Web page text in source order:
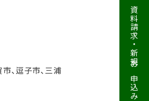
、逗子市、三浦
資料請求・新規お申込み